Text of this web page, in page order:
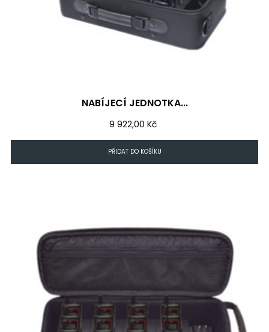
NABÍJECÍ JEDNOTKA...
Cena
9 922,00 Kč
PŘIDAT DO KOŠÍKU